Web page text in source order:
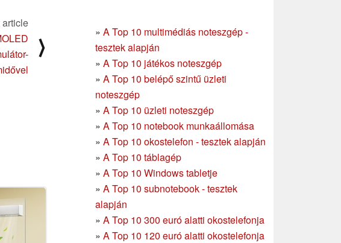
» A Top 10 multimédiás noteszgép -
tesztek alapján
» A Top 10 játékos noteszgép
» A Top 10 belépő szintű üzleti
noteszgép
» A Top 10 üzleti noteszgép
» A Top 10 notebook munkaállomása
» A Top 10 okostelefon - tesztek alapján
» A Top 10 táblagép
» A Top 10 Windows tabletje
» A Top 10 subnotebook - tesztek
alapján
» A Top 10 300 euró alatti okostelefonja
» A Top 10 120 euró alatti okostelefonja
article
⟩